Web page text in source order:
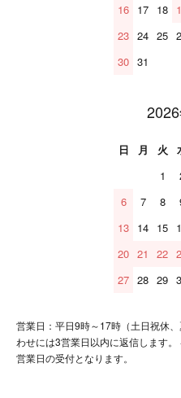
16 17 18
23 24 25
30 31
日 月 火
1
6
7 8
13 14 15
20 21 22
27 28 29
営業日：平日9時～17時（土日祝休
わせには3営業日以内に返信します
営業日の受付となります。